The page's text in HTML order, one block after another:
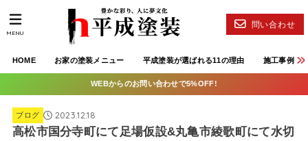
HOME お家の塗装メニュー 平成塗装が選ばれる11の理由 施工事例
問い合わせ
MENU
WEBからのお問い合わせで5%OFF!
ブログ 2023.12.18
高松市国分寺町にて足場仮設&丸亀市綾歌町にて水切